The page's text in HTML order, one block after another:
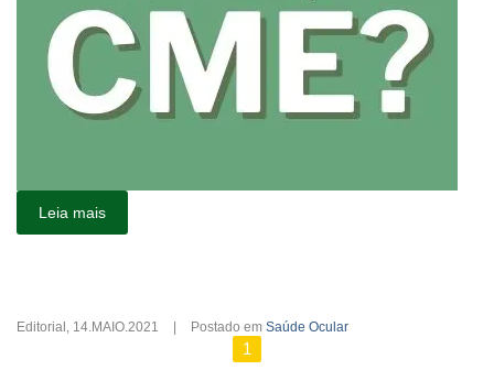
Leia mais
Editorial , 14.MAIO.2021 Postado em Saúde Ocular
1